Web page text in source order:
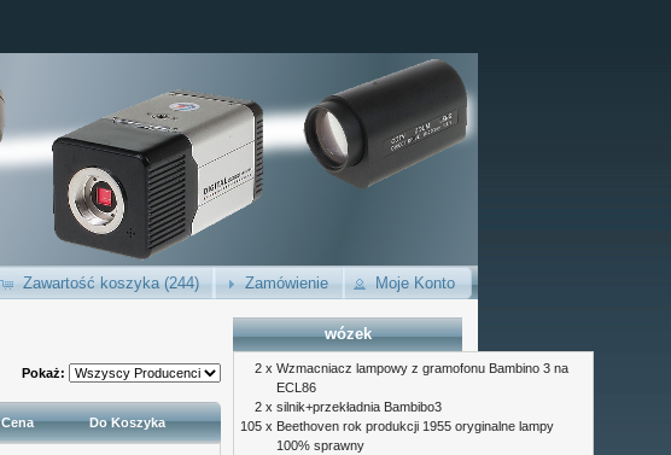
Zawartość koszyka (244) Zamówienie Moje Konto
Pokaż:
Cena Do Koszyka
wózek
2 x Wzmacniacz lampowy z gramofonu Bambino 3 na
ECL86
2 x silnik+przekładnia Bambibo3
105 x Beethoven rok produkcji 1955 oryginalne lampy
100% sprawny